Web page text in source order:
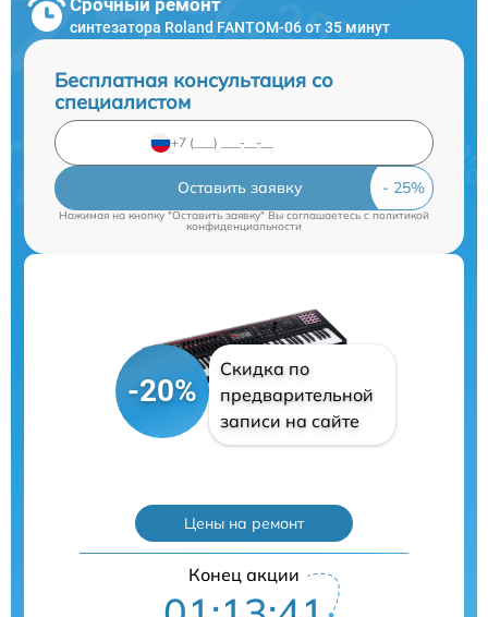
Срочный ремонт
синтезатора Roland FANTOM-06 от 35 минут
Бесплатная консультация со
специалистом
Оставить заявку
Нажимая на кнопку "Оставить заявку" Вы соглашаетесь cполитикой
конфиденциальности
-20%
Скидка по
предварительной
записи на сайте
Цены на ремонт
Конец акции